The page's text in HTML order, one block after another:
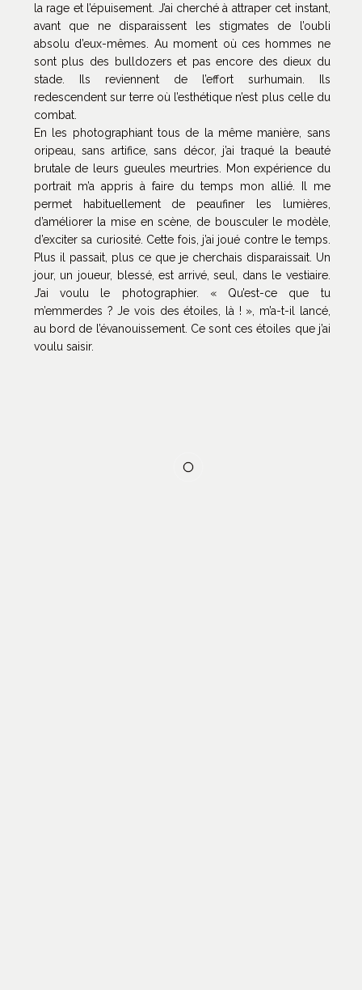
la rage et l’épuisement. J’ai cherché à attraper cet instant,
avant que ne disparaissent les stigmates de l’oubli
absolu d’eux-mêmes. Au moment où ces hommes ne
sont plus des bulldozers et pas encore des dieux du
stade. Ils reviennent de l’effort surhumain. Ils
redescendent sur terre où l’esthétique n’est plus celle du
combat.
En les photographiant tous de la même manière, sans
oripeau, sans artifice, sans décor, j’ai traqué la beauté
brutale de leurs gueules meurtries. Mon expérience du
portrait m’a appris à faire du temps mon allié. Il me
permet habituellement de peaufiner les lumières,
d’améliorer la mise en scène, de bousculer le modèle,
d’exciter sa curiosité. Cette fois, j’ai joué contre le temps.
Plus il passait, plus ce que je cherchais disparaissait. Un
jour, un joueur, blessé, est arrivé, seul, dans le vestiaire.
J’ai voulu le photographier. « Qu’est-ce que tu
m’emmerdes ? Je vois des étoiles, là ! », m’a-t-il lancé,
au bord de l’évanouissement. Ce sont ces étoiles que j’ai
voulu saisir.